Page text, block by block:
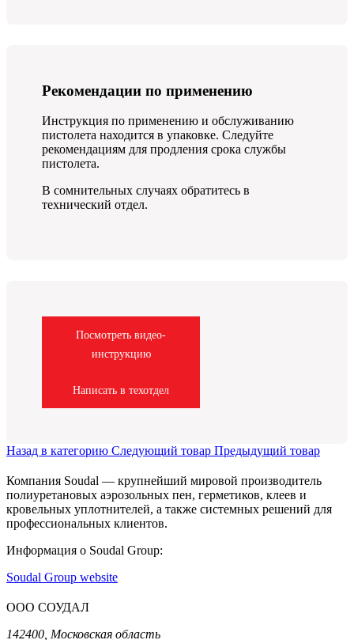
Рекомендации по применению
Инструкция по применению и обслуживанию
пистолета находится в упаковке. Следуйте
рекомендациям для продления срока службы
пистолета.
В сомнительных случаях обратитесь в
технический отдел.
Посмотреть видео-
инструкцию
Написать в техотдел
Назад в категорию Следующий товар Предыдущий товар
Компания Soudal — крупнейший мировой производитель
полиуретановых аэрозольных пен, герметиков, клеев и
кровельных уплотнителей, а также системных решений для
профессиональных клиентов.
Информация о Soudal Group:
Soudal Group website
ООО СОУДАЛ
142400, Московская область